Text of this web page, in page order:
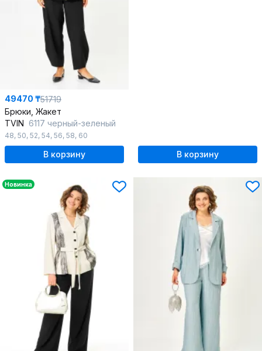
49470 ₸51719
Брюки, Жакет
TVIN 6117 черный-зеленый
48, 50, 52, 54, 56, 58, 60
В корзину В корзину
Новинка